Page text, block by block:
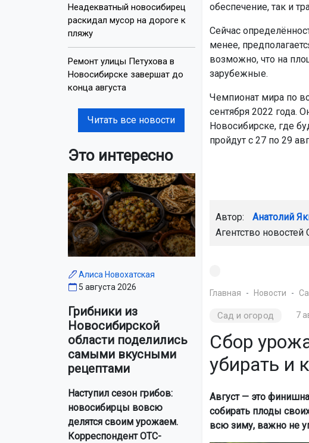
Неадекватный новосибирец
раскидал мусор на дороге к
пляжу
Ремонт улицы Петухова в
Новосибирске завершат до
конца августа
Читать все новости
Это интересно
Алиса Новохатская
5 августа 2026
Грибники из
Новосибирской
области поделились
самыми вкусными
рецептами
Наступил сезон грибов:
новосибирцы вовсю
делятся своим урожаем.
Корреспондент ОТС-
обеспечение, так и
Сейчас
менее,
возможно, что на
зарубежные.
Чемпионат мира по
сентября 2022 года.
Новосибирске, где
пройдут с 27 по 29
Автор: Анатолий
Агентство новостей
Главная Новости
Сад и огород 7
Сбор
убирать и
Август — это
собирать плоды
всю зиму, важно не